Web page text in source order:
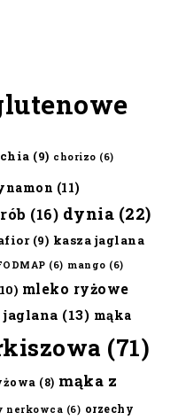
chia (9) chorizo (6)
(11)
(16) dynia (22)
(9) kasza jaglana
(6) mango (6)
mleko ryżowe
jaglana (13) mąka
(71)
(8) mąka z
nerkowca (6) orzechy